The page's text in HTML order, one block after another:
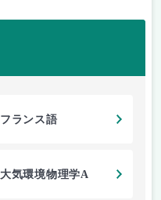
フランス語
大気環境物理学A